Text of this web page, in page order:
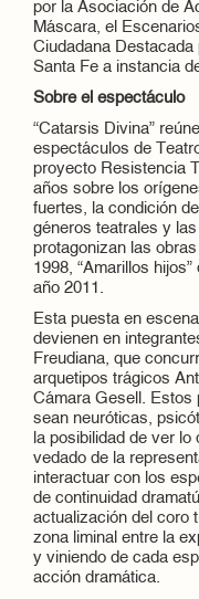
por la Asociación de
Máscara, el
Ciudadana
Santa Fe a instancia
Sobre el espectáculo
“Catarsis Divina”
espectáculos de
proyecto Resistencia
años sobre los
fuertes, la condición
géneros teatrales y
protagonizan las
1998, “Amarillos
año 2011.
Esta puesta en
devienen en
Freudiana, que
arquetipos trágicos
Cámara Gesell. Estos
sean neuróticas,
la posibilidad de ver
vedado de la
interactuar con los
de continuidad
actualización del coro
zona liminal entre la
y viniendo de cada
acción dramática.